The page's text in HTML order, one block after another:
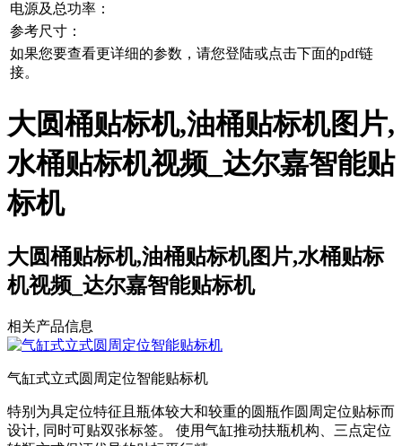
电源及总功率：
参考尺寸：
如果您要查看更详细的参数，请您登陆或点击下面的pdf链
接。
大圆桶贴标机,油桶贴标机图片,
水桶贴标机视频_达尔嘉智能贴
标机
大圆桶贴标机,油桶贴标机图片,水桶贴标
机视频_达尔嘉智能贴标机
相关产品信息
气缸式立式圆周定位智能贴标机
特别为具定位特征且瓶体较大和较重的圆瓶作圆周定位贴标而
设计, 同时可贴双张标签。 使用气缸推动扶瓶机构、三点定位